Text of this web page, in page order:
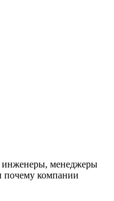
инженеры, менеджеры
почему компании